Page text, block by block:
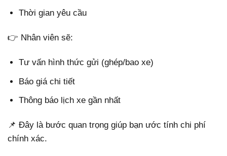
Thời gian yêu cầu
👉 Nhân viên sẽ:
Tư vấn hình thức gửi (ghép/bao xe)
Báo giá chi tiết
Thông báo lịch xe gần nhất
📌 Đây là bước quan trọng giúp bạn ước tính chi phí
chính xác.